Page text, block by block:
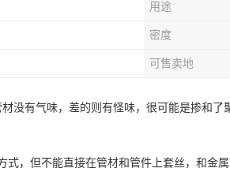
用途
密度
可售卖地
没有气味，差的则有怪味，很可能是掺和了
式，但不能直接在管材和管件上套丝，和金